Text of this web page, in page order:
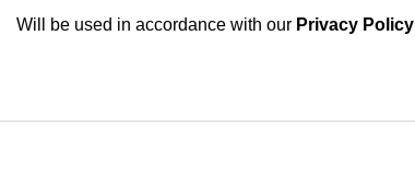
Will be used in accordance with our Privacy Policy